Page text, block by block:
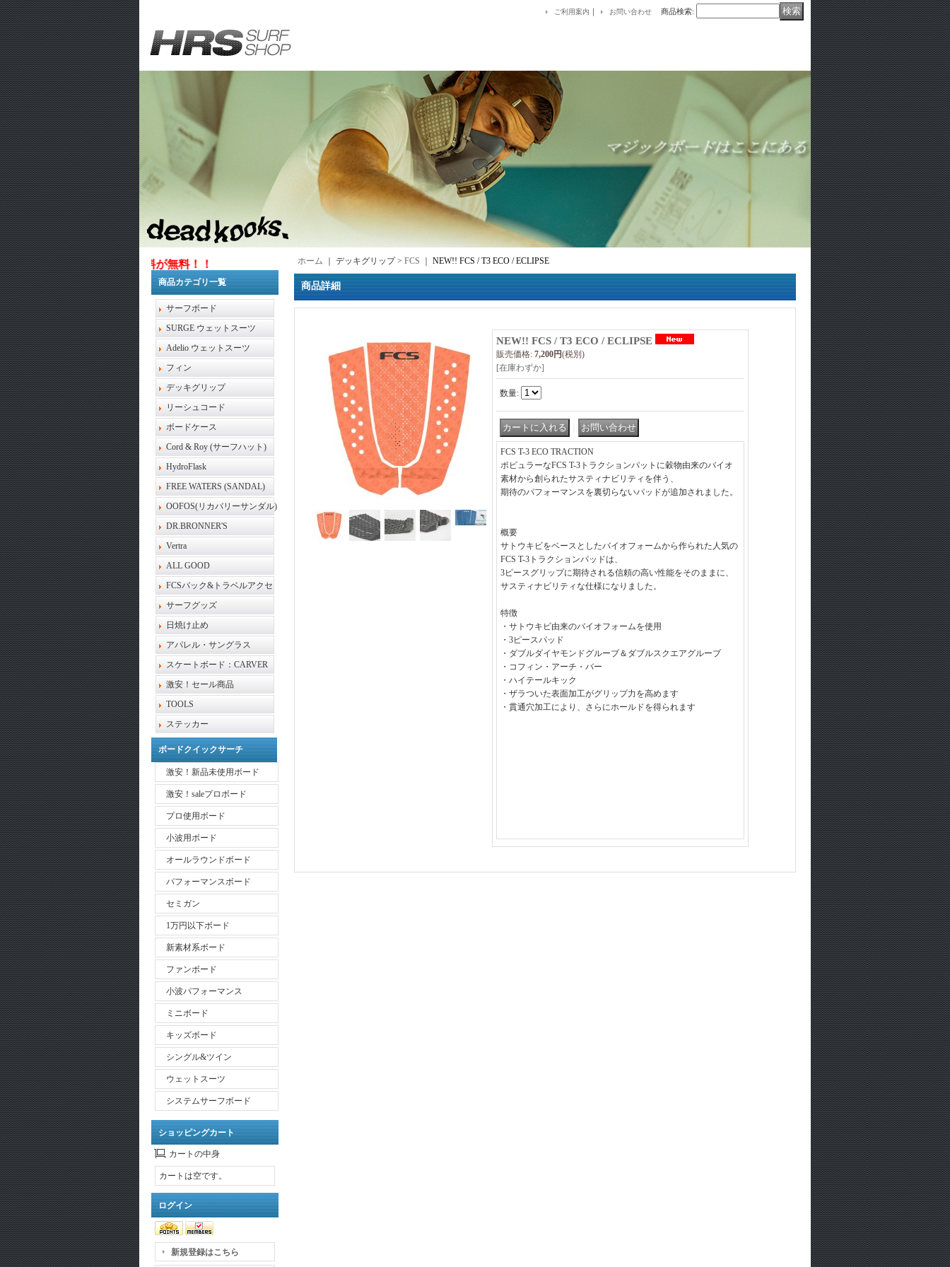
ご利用案内 ｜ お問い合わせ 商品検索:
円以上お買い上げで送料が無料！！
商品カテゴリ一覧
サーフボード
SURGE ウェットスーツ
Adelio ウェットスーツ
フィン
デッキグリップ
リーシュコード
ボードケース
Cord & Roy (サーフハット)
HydroFlask
FREE WATERS (SANDAL)
OOFOS(リカバリーサンダル)
DR.BRONNER'S
Vertra
ALL GOOD
FCSバック&トラベルアクセ
サーフグッズ
日焼け止め
アパレル・サングラス
スケートボード：CARVER
激安！セール商品
TOOLS
ステッカー
ボードクイックサーチ
激安！新品未使用ボード
激安！saleプロボード
プロ使用ボード
小波用ボード
オールラウンドボード
パフォーマンスボード
セミガン
1万円以下ボード
新素材系ボード
ファンボード
小波パフォーマンス
ミニボード
キッズボード
シングル&ツイン
ウェットスーツ
システムサーフボード
ショッピングカート
カートの中身
カートは空です。
ログイン
新規登録はこちら
ホーム ｜ デッキグリップ > FCS NEW!! FCS / T3 ECO / ECLIPSE
商品詳細
NEW!! FCS / T3 ECO / ECLIPSE
販売価格: 7,200円(税別)
[在庫わずか]
数量:
FCS T-3 ECO TRACTION
ポピュラーなFCS T-3トラクションパットに穀物由来のバイオ
素材から創られたサスティナビリティを伴う、
期待のパフォーマンスを裏切らないパッドが追加されました。
概要
サトウキビをベースとしたバイオフォームから作られた人気の
FCS T-3トラクションパッドは、
3ピースグリップに期待される信頼の高い性能をそのままに、
サスティナビリティな仕様になりました。
特徴
・サトウキビ由来のバイオフォームを使用
・3ピースパッド
・ダブルダイヤモンドグルーブ＆ダブルスクエアグルーブ
・コフィン・アーチ・バー
・ハイテールキック
・ザラついた表面加工がグリップ力を高めます
・貫通穴加工により、さらにホールドを得られます